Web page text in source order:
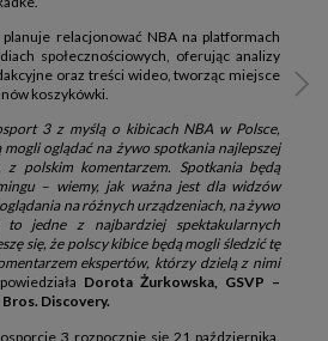
relacjonować NBA na platformach
społecznościowych, oferując analizy
oraz treści wideo, tworząc miejsce
koszykówki.
3 z myślą o kibicach NBA w Polsce,
oglądać na żywo spotkania najlepszej
z polskim komentarzem. Spotkania będą
– wiemy, jak ważna jest dla widzów
na różnych urządzeniach, na żywo
jedne z najbardziej spektakularnych
się, że polscy kibice będą mogli śledzić tę
ekspertów, którzy dzielą z nimi
Dorota Żurkowska, GSVP –
Discovery.
3 rozpocznie się 21 października.